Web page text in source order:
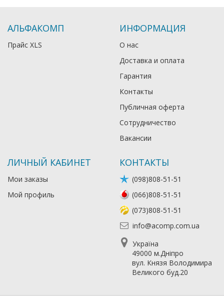
АЛЬФАКОМП
Прайс XLS
ИНФОРМАЦИЯ
О нас
Доставка и оплата
Гарантия
Контакты
Публичная оферта
Сотрудничество
Вакансии
ЛИЧНЫЙ КАБИНЕТ
Мои заказы
Мой профиль
КОНТАКТЫ
(098)808-51-51
(066)808-51-51
(073)808-51-51
info@acomp.com.ua
Україна
49000 м.Дніпро
вул. Князя Володимира
Великого буд.20